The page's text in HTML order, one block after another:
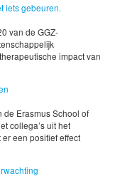
iets gebeuren.
van de GGZ-
impact van
Erasmus School of
collega’s uit het
een positief effect